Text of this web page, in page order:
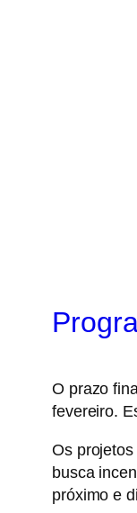
O prazo
fevereiro.
Os
busca
próximo e